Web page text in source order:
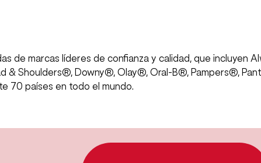
de marcas líderes de confianza y calidad, que incluyen
Shoulders®, Downy®, Olay®, Oral-B®, Pampers®,
70 países en todo el mundo.